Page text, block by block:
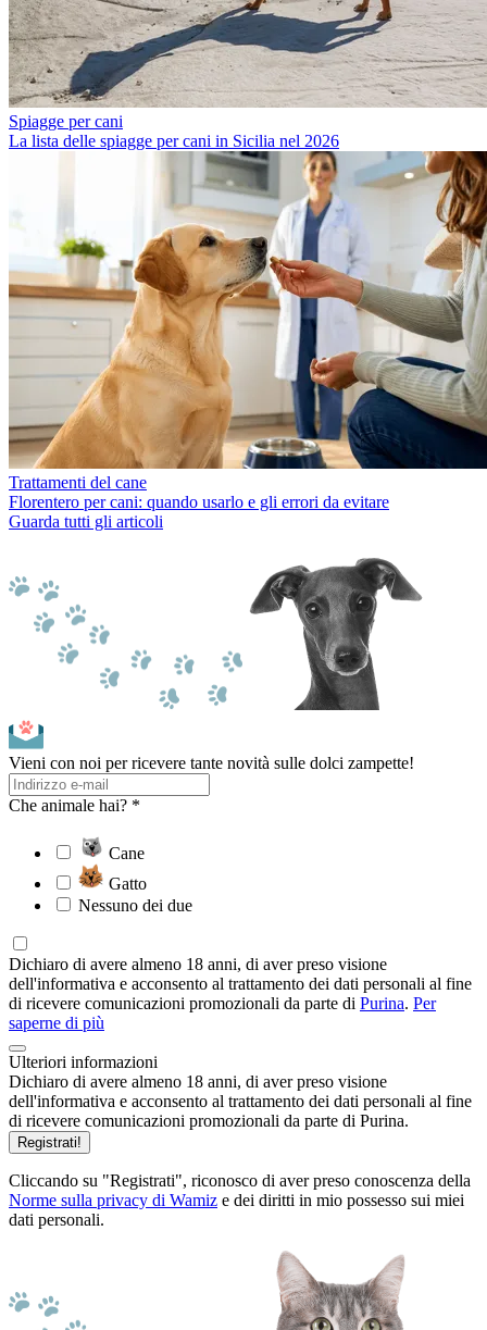
Spiagge per cani
La lista delle spiagge per cani in Sicilia nel 2026
Trattamenti del cane
Florentero per cani: quando usarlo e gli errori da evitare
Guarda tutti gli articoli
Vieni con noi per ricevere tante novità sulle dolci zampette!
Che animale hai? *
Cane
Gatto
Nessuno dei due
Dichiaro di avere almeno 18 anni, di aver preso visione
dell'informativa e acconsento al trattamento dei dati personali al fine
di ricevere comunicazioni promozionali da parte di Purina. Per
saperne di più
Ulteriori informazioni
Dichiaro di avere almeno 18 anni, di aver preso visione
dell'informativa e acconsento al trattamento dei dati personali al fine
di ricevere comunicazioni promozionali da parte di Purina.
Registrati!
Cliccando su "Registrati", riconosco di aver preso conoscenza della
Norme sulla privacy di Wamiz e dei diritti in mio possesso sui miei
dati personali.